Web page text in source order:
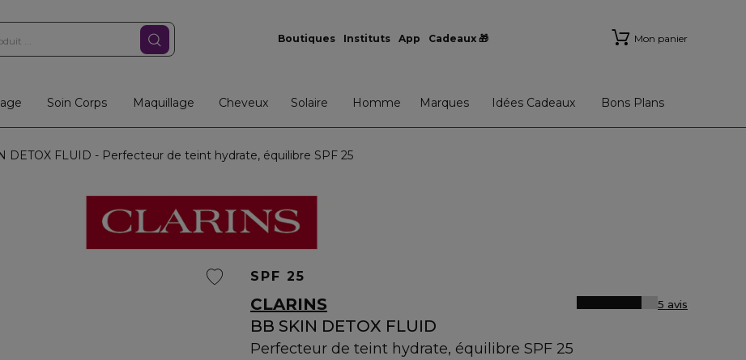
Boutiques Instituts App Cadeaux 🎁 Mon panier
Soin Corps Maquillage Cheveux Solaire Homme Marques Idées Cadeaux Bons Plans
DETOX FLUID - Perfecteur de teint hydrate, équilibre SPF 25
SPF 25
CLARINS
BB SKIN DETOX FLUID
Perfecteur de teint hydrate, équilibre SPF 25
5 avis